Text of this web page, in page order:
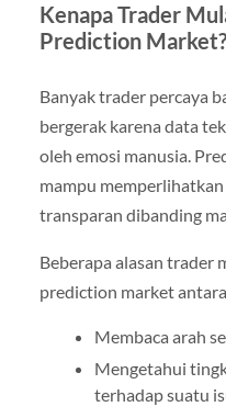
Kenapa Trader
Prediction Market?
Banyak trader percaya
bergerak karena data
oleh emosi manusia.
mampu
transparan dibanding
Beberapa alasan trader
prediction market
Membaca arah
Mengetahui
terhadap suatu